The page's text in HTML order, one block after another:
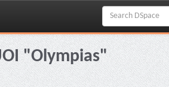
"Olympias"